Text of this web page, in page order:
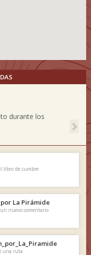
durante los
libro de cumbre
La Pirámide
un nuevo comentario
una ruta